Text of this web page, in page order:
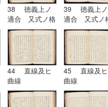
38 徳義上ノ
適合 又式ノ格
好
39 徳義上ノ
適合 又式ノ
好| 形
44 直線及ヒ
曲線
45 直線及ヒ
曲線